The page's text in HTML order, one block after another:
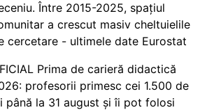
Între 2015-2025, spațiul
a crescut masiv cheltuielile
cercetare - ultimele date Eurostat
Prima de carieră didactică
profesorii primesc cei 1.500 de
până la 31 august și îi pot folosi